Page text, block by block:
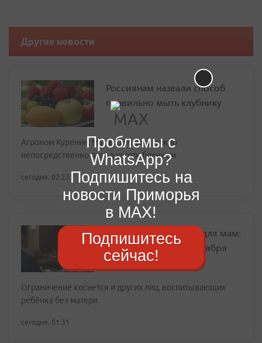
Другие новости
Россиянам назвали способ
правильно мыть клубнику
Агроном Куренин: Мыть клубнику нужно
непосредственно перед употреблением
сегодня, 02:23
Испытательный срок для мам:
что изменится с 1 сентября
Ограничение коснется и других лиц, воспитывающих
ребёнка без матери
сегодня, 01:31
Проблемы с
WhatsApp?
Подпишитесь на
новости Приморья
в MAX!
Подпишитесь
сейчас!